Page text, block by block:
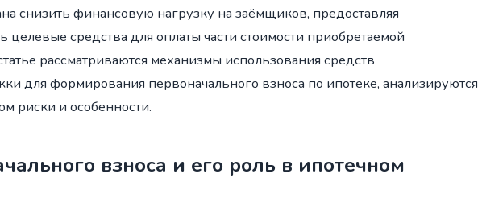
снизить финансовую нагрузку на заёмщиков, предоставляя
целевые средства для оплаты части стоимости приобретаемой
рассматриваются механизмы использования средств
для формирования первоначального взноса по ипотеке, анализируются
риски и особенности.
взноса и его роль в ипотечном